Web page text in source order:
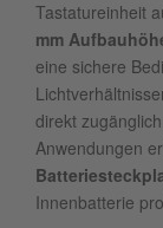
Tastatureinheit
mm
eine sichere
direkt
Anwendungen
Innenbatterie